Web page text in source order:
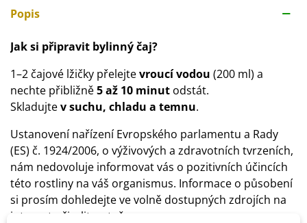
Popis
Jak si připravit bylinný čaj?
1–2 čajové lžičky přelejtevroucí vodou (200 ml) a
nechte přibližně5 až 10 minut odstát.
Skladujtev suchu, chladu a temnu.
Ustanovení nařízení Evropského parlamentu a Rady
(ES) č. 1924/2006, o výživových a zdravotních tvrzeních,
nám nedovoluje informovat vás o pozitivních účincích
této rostliny na váš organismus. Informace o působení
si prosím dohledejte ve volně dostupných zdrojích na
internetu či v literatuře.